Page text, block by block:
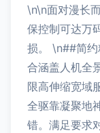
\n\n面对漫长
保控制可达万
损。 \n##简约
合涵盖人机全
限高伸缩宽域
全驱靠凝聚地
错。满足要求